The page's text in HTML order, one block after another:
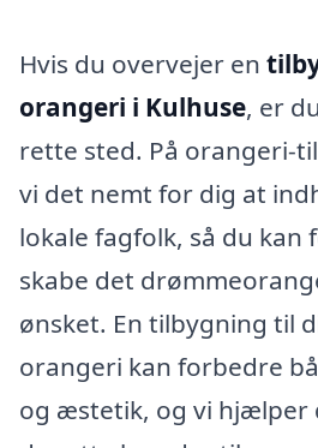
Hvis du overvejer en
orangeri i Kulhuse, er
rette sted. På orangeri-
vi det nemt for dig at
lokale fagfolk, så du kan
skabe det
ønsket. En tilbygning til
orangeri kan forbedre
og æstetik, og vi hjælper